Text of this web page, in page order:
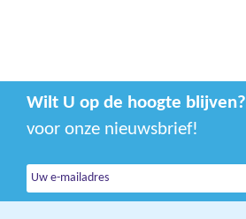
Wilt U op de hoogte blijven?
voor onze nieuwsbrief!